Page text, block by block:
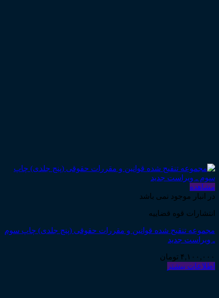
مشاهده
در انبار موجود نمی باشد
انتشارات قوه قضاییه
مجموعه تنقیح شده قوانین و مقررات حقوقی (پنج جلدی) چاپ سوم
ـ ویراست جدید
۴,۱۰۰,۰۰۰ تومان
اطلاعات بیشتر